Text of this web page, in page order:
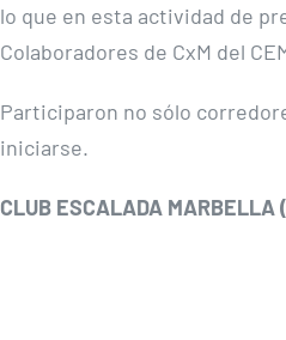
lo que en esta actividad de
Colaboradores de CxM del
Participaron no sólo
iniciarse.
CLUB ESCALADA MARBELLA